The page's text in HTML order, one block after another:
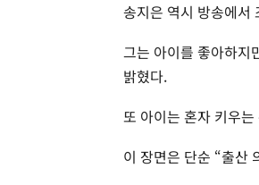
송지은 역시 방송에서
그는 아이를 좋아하지
밝혔다.
또 아이는 혼자 키우
이 장면은 단순 “출산